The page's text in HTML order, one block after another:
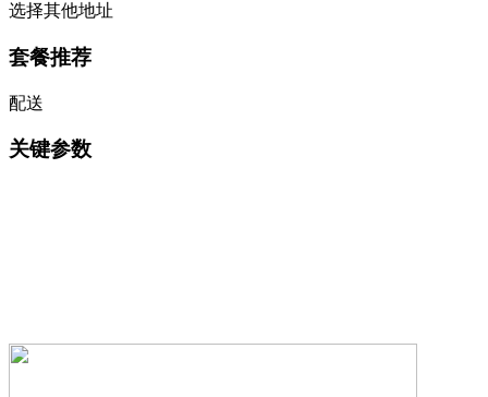
选择其他地址
套餐推荐
配送
关键参数